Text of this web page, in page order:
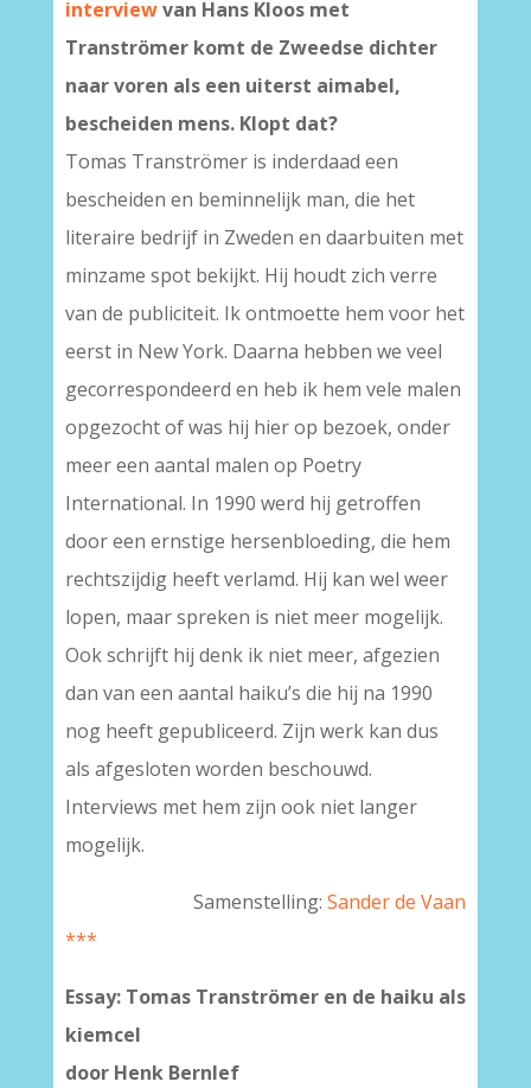
interviewvan Hans Kloos met
Tranströmer komt de Zweedse dichter
naar voren als een uiterst aimabel,
bescheiden mens. Klopt dat?
Tomas Tranströmer is inderdaad een
bescheiden en beminnelijk man, die het
literaire bedrijf in Zweden en daarbuiten met
minzame spot bekijkt. Hij houdt zich verre
van de publiciteit. Ik ontmoette hem voor het
eerst in New York. Daarna hebben we veel
gecorrespondeerd en heb ik hem vele malen
opgezocht of was hij hier op bezoek, onder
meer een aantal malen op Poetry
International. In 1990 werd hij getroffen
door een ernstige hersenbloeding, die hem
rechtszijdig heeft verlamd. Hij kan wel weer
lopen, maar spreken is niet meer mogelijk.
Ook schrijft hij denk ik niet meer, afgezien
dan van een aantal haiku’s die hij na 1990
nog heeft gepubliceerd. Zijn werk kan dus
als afgesloten worden beschouwd.
Interviews met hem zijn ook niet langer
mogelijk.
Samenstelling:Sander de Vaan
***
Essay: Tomas Tranströmer en de haiku als
kiemcel
door Henk Bernlef